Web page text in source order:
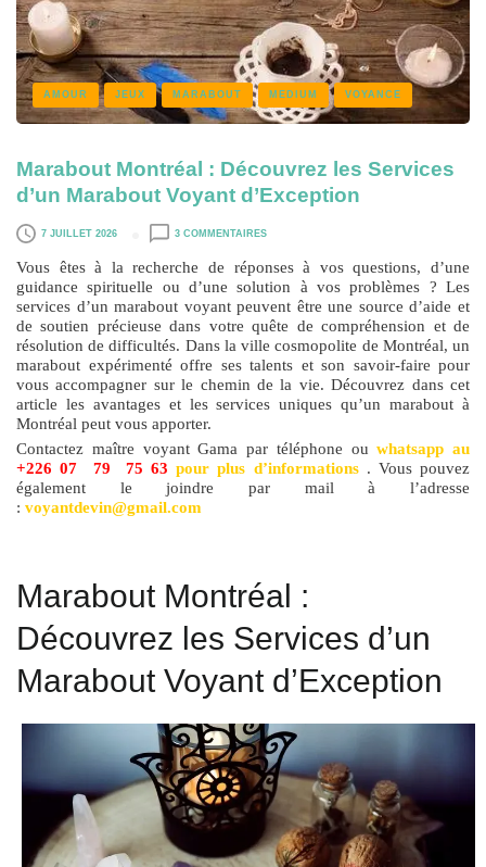
AMOUR JEUX MARABOUT MEDIUM VOYANCE
Marabout Montréal : Découvrez les Services
d’un Marabout Voyant d’Exception
7 JUILLET 2026 3 COMMENTAIRES
Vous êtes à la recherche de réponses à vos questions, d’une
guidance spirituelle ou d’une solution à vos problèmes ? Les
services d’un marabout voyant peuvent être une source d’aide et
de soutien précieuse dans votre quête de compréhension et de
résolution de difficultés. Dans la ville cosmopolite de Montréal, un
marabout expérimenté offre ses talents et son savoir-faire pour
vous accompagner sur le chemin de la vie. Découvrez dans cet
article les avantages et les services uniques qu’un marabout à
Montréal peut vous apporter.
Contactez maître voyant Gama par téléphone ouwhatsapp au
+226 07 79 75 63pour plus d’informations. Vous pouvez
également le joindre par mail à l’adresse
: voyantdevin@gmail.com
Marabout Montréal :
Découvrez les Services d’un
Marabout Voyant d’Exception